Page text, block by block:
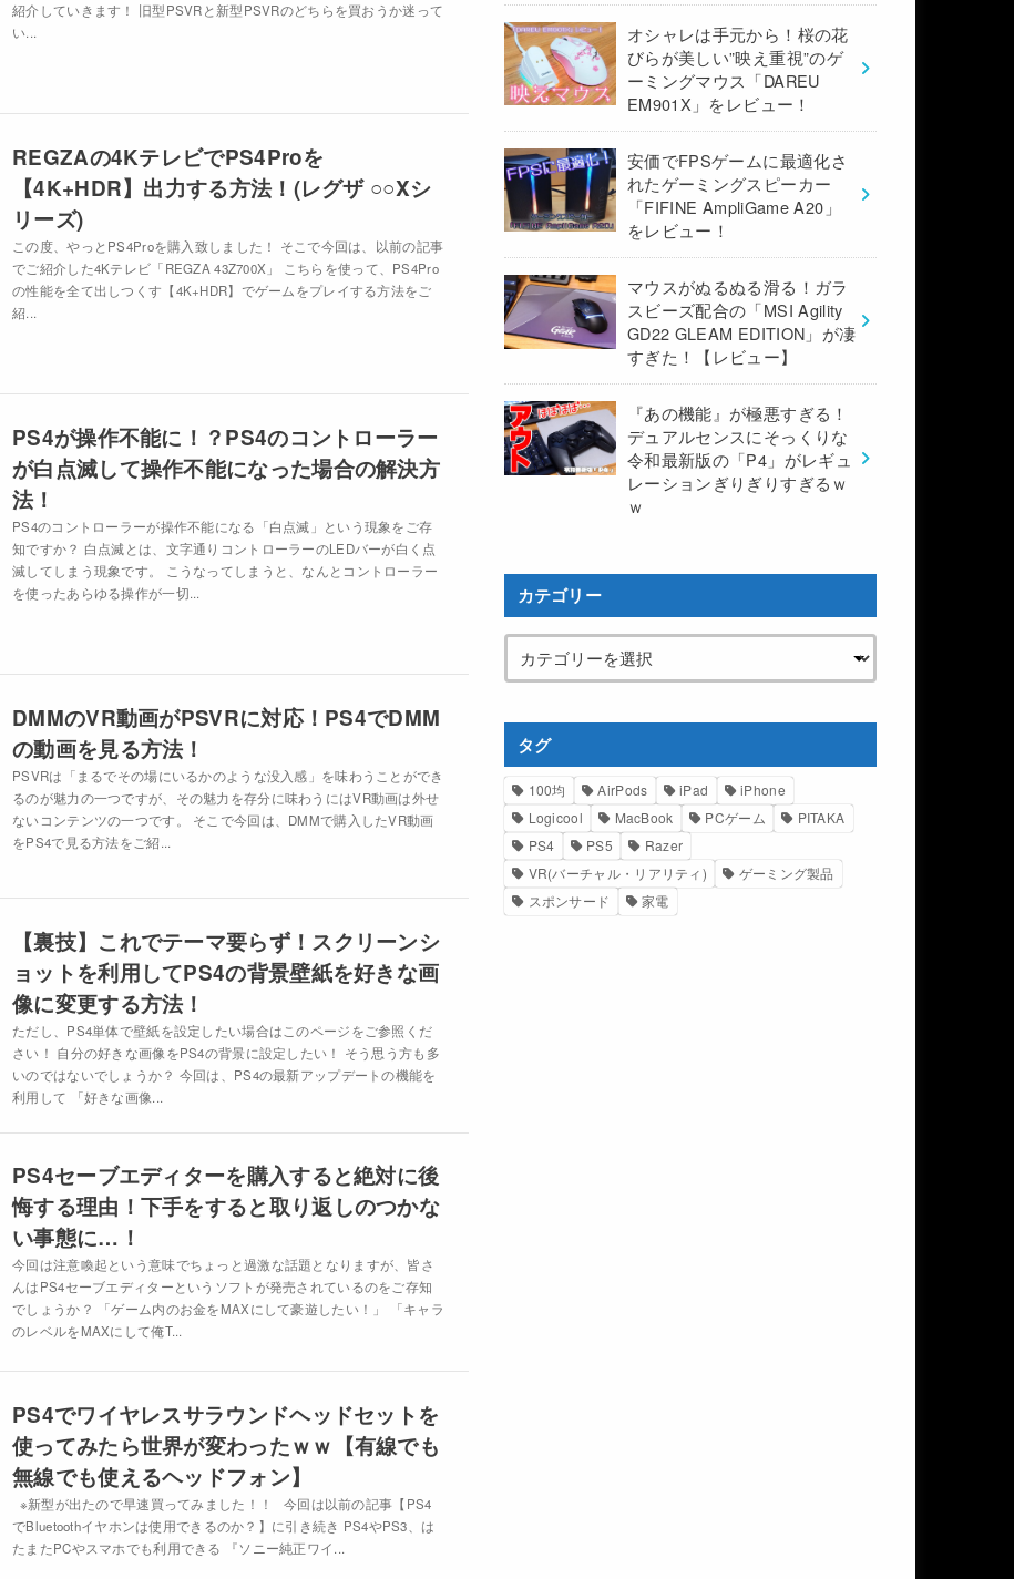
紹介していきます！ 旧型PSVRと新型PSVRのどちらを買おうか迷って
い...
REGZAの4KテレビでPS4Proを
【4K+HDR】出力する方法！(レグザ ○○Xシ
リーズ)
この度、やっとPS4Proを購入致しました！ そこで今回は、以前の記事
でご紹介した4Kテレビ「REGZA 43Z700X」 こちらを使って、PS4Pro
の性能を全て出しつくす【4K+HDR】でゲームをプレイする方法をご
紹...
PS4が操作不能に！？PS4のコントローラー
が白点滅して操作不能になった場合の解決方
法！
PS4のコントローラーが操作不能になる「白点滅」という現象をご存
知ですか？ 白点滅とは、文字通りコントローラーのLEDバーが白く点
滅してしまう現象です。 こうなってしまうと、なんとコントローラー
を使ったあらゆる操作が一切...
DMMのVR動画がPSVRに対応！PS4でDMM
の動画を見る方法！
PSVRは「まるでその場にいるかのような没入感」を味わうことができ
るのが魅力の一つですが、その魅力を存分に味わうにはVR動画は外せ
ないコンテンツの一つです。 そこで今回は、DMMで購入したVR動画
をPS4で見る方法をご紹...
【裏技】これでテーマ要らず！スクリーンシ
ョットを利用してPS4の背景壁紙を好きな画
像に変更する方法！
ただし、PS4単体で壁紙を設定したい場合はこのページをご参照くだ
さい！ 自分の好きな画像をPS4の背景に設定したい！ そう思う方も多
いのではないでしょうか？ 今回は、PS4の最新アップデートの機能を
利用して 「好きな画像...
PS4セーブエディターを購入すると絶対に後
悔する理由！下手をすると取り返しのつかな
い事態に…！
今回は注意喚起という意味でちょっと過激な話題となりますが、皆さ
んはPS4セーブエディターというソフトが発売されているのをご存知
でしょうか？ 「ゲーム内のお金をMAXにして豪遊したい！」 「キャラ
のレベルをMAXにして俺T...
PS4でワイヤレスサラウンドヘッドセットを
使ってみたら世界が変わったｗｗ【有線でも
無線でも使えるヘッドフォン】
※新型が出たので早速買ってみました！！ 今回は以前の記事【PS4
でBluetoothイヤホンは使用できるのか？】に引き続き PS4やPS3、は
たまたPCやスマホでも利用できる 『ソニー純正ワイ...
オシャレは手元から！桜の花
びらが美しい”映え重視”のゲ
ーミングマウス「DAREU
EM901X」をレビュー！
安価でFPSゲームに最適化さ
れたゲーミングスピーカー
「FIFINE AmpliGame A20」
をレビュー！
マウスがぬるぬる滑る！ガラ
スビーズ配合の「MSI Agility
GD22 GLEAM EDITION」が凄
すぎた！【レビュー】
『あの機能』が極悪すぎる！
デュアルセンスにそっくりな
令和最新版の「P4」がレギュ
レーションぎりぎりすぎるｗ
ｗ
カテゴリー
タグ
100均 AirPods iPad
iPhone
Logicool
MacBook PCゲーム
PITAKA
PS4
PS5
Razer
VR(バーチャル・リアリティ)
ゲーミング製品
スポンサード
家電